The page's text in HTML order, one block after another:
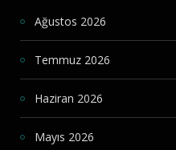
Ağustos 2026
Temmuz 2026
Haziran 2026
Mayıs 2026